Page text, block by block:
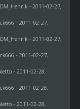
- 2011-02-27,
- 2011-02-27,
- 2011-02-27,
- 2011-02-27,
- 2011-02-28,
- 2011-02-28,
- 2011-02-28,